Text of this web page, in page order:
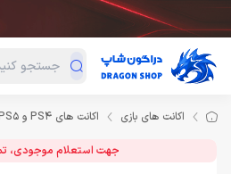
دسته‌بندی محصولات
اکانت های بازی اکانت های PS4 و PS5
جهت استعلام موجودی،